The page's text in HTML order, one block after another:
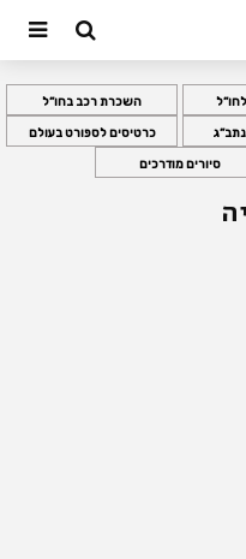
השכרת רכב בחו”ל
כרטיסים לספורט בעולם
סיורים מודרכים